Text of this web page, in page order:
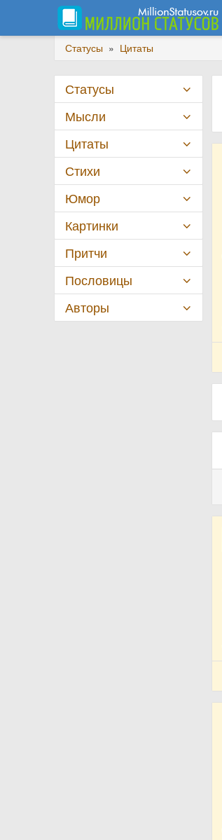
Статусы » Цитаты
Статусы
Мысли
Цитаты
Стихи
Юмор
Картинки
Притчи
Пословицы
Авторы